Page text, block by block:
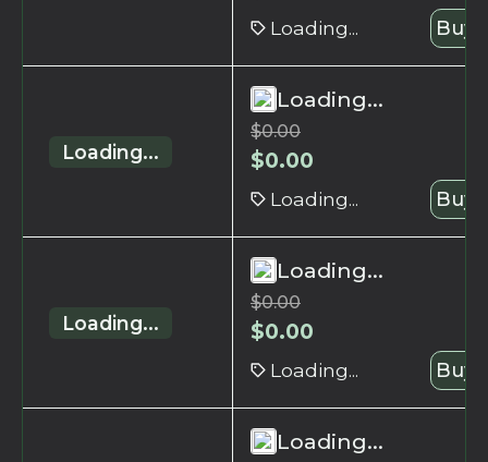
Loading... Buy
Loading...
Loading...
$0.00
$0.00
Loading... Buy
Loading...
Loading...
$0.00
$0.00
Loading... Buy
Loading...